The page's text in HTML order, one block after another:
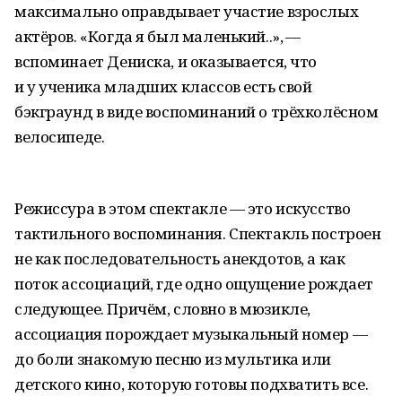
максимально оправдывает участие взрослых
актёров. «Когда я был маленький..», —
вспоминает Дениска, и оказывается, что
и у ученика младших классов есть свой
бэкграунд в виде воспоминаний о трёхколёсном
велосипеде.
Режиссура в этом спектакле — это искусство
тактильного воспоминания. Спектакль построен
не как последовательность анекдотов, а как
поток ассоциаций, где одно ощущение рождает
следующее. Причём, словно в мюзикле,
ассоциация порождает музыкальный номер —
до боли знакомую песню из мультика или
детского кино, которую готовы подхватить все.